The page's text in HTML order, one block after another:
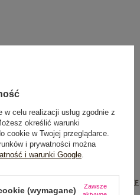
Wymiary modelki: wzrost 169 cm,
cm
txt_BESTSELLER#0FA67E#FFFFFF
celu realizacji usług zgodnie z
określić warunki
cookie w Twojej przeglądarce.
i prywatności można
i warunki Google.
(wymagane)
Zawsze